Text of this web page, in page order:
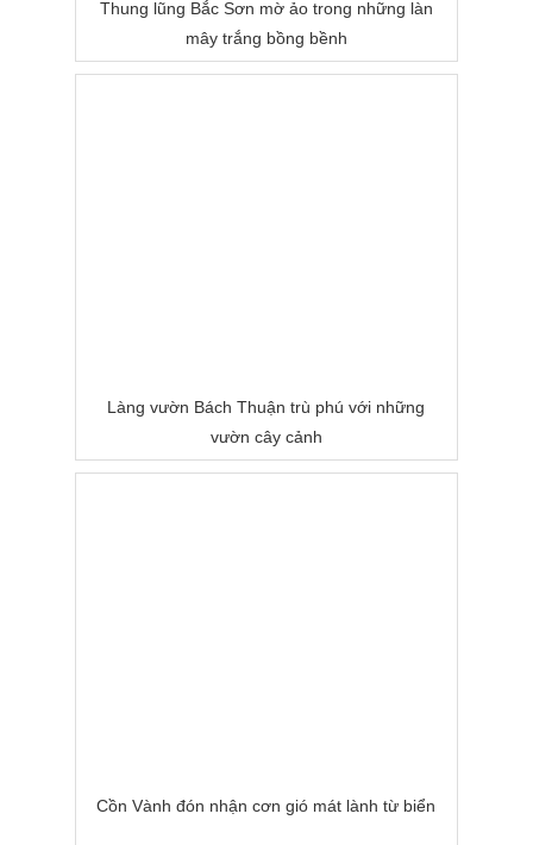
Thung lũng Bắc Sơn mờ ảo trong những làn
mây trắng bồng bềnh
Làng vườn Bách Thuận trù phú với những
vườn cây cảnh
Cồn Vành đón nhận cơn gió mát lành từ biển